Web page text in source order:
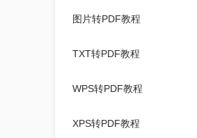
图片转PDF教程
TXT转PDF教程
WPS转PDF教程
XPS转PDF教程